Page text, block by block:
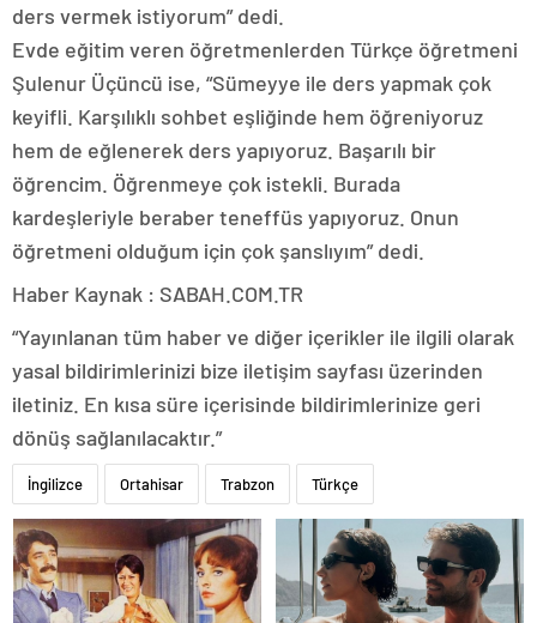
ders vermek istiyorum” dedi.
Evde eğitim veren öğretmenlerden Türkçe öğretmeni
Şulenur Üçüncü ise, “Sümeyye ile ders yapmak çok
keyifli. Karşılıklı sohbet eşliğinde hem öğreniyoruz
hem de eğlenerek ders yapıyoruz. Başarılı bir
öğrencim. Öğrenmeye çok istekli. Burada
kardeşleriyle beraber teneffüs yapıyoruz. Onun
öğretmeni olduğum için çok şanslıyım” dedi.
Haber Kaynak : SABAH.COM.TR
“Yayınlanan tüm haber ve diğer içerikler ile ilgili olarak
yasal bildirimlerinizi bize iletişim sayfası üzerinden
iletiniz. En kısa süre içerisinde bildirimlerinize geri
dönüş sağlanılacaktır.”
İngilizce Ortahisar Trabzon Türkçe